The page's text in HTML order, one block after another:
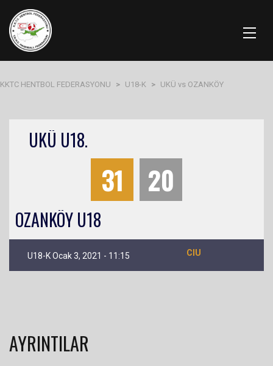
KKTC HENTBOL FEDERASYONU > U18-K > UKÜ vs OZANKÖY
UKÜ U18.
31 20
OZANKÖY U18
U18-K Ocak 3, 2021 - 11:15 CIU
AYRINTILAR